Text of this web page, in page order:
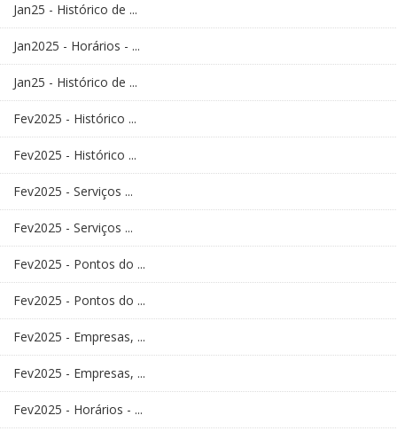
Jan25 - Histórico de ...
Jan2025 - Horários - ...
Jan25 - Histórico de ...
Fev2025 - Histórico ...
Fev2025 - Histórico ...
Fev2025 - Serviços ...
Fev2025 - Serviços ...
Fev2025 - Pontos do ...
Fev2025 - Pontos do ...
Fev2025 - Empresas, ...
Fev2025 - Empresas, ...
Fev2025 - Horários - ...